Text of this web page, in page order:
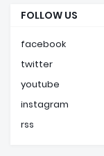
FOLLOW US
facebook
twitter
youtube
instagram
rss